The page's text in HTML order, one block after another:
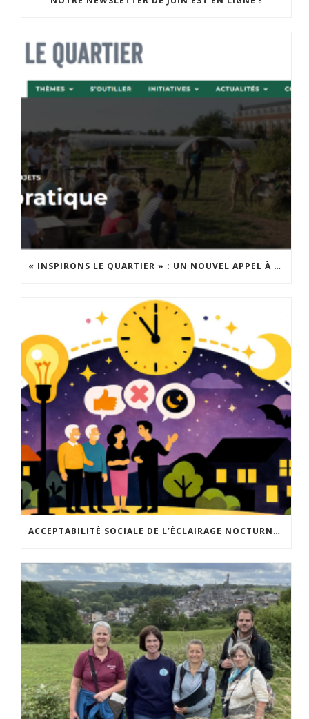
« INSPIRONS LE QUARTIER » : UN NOUVEL APPEL À PROJETS EST LANCÉ !
ACCEPTABILITÉ SOCIALE DE L’ÉCLAIRAGE NOCTURNE : LE REPLAY EST DISPONIBLE